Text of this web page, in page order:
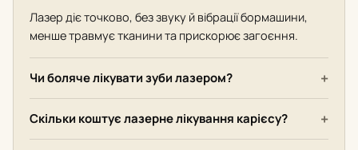
Лазер діє точково, без звуку й вібрації бормашини,
менше травмує тканини та прискорює загоєння.
Чи боляче лікувати зуби лазером?
Скільки коштує лазерне лікування карієсу?